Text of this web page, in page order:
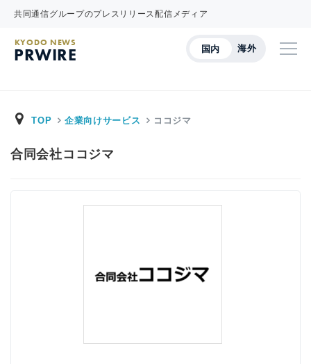
共同通信グループのプレスリリース配信メディア
国内 海外
KYODO NEWS
PRWIRE
TOP 企業向けサービス ココジマ
合同会社ココジマ